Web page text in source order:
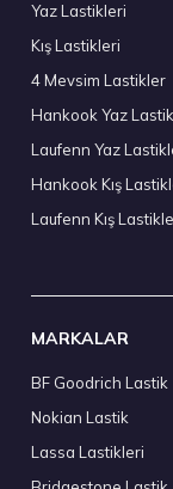
295/35 R21 107Y XL
8.903,40 ₺
Yaz Lastikleri
Kış Lastikleri
4 Mevsim Lastikler
Hankook Yaz
Laufenn Yaz
Hankook Kış
Laufenn Kış
MARKALAR
BF Goodrich Lastik
Nokian Lastik
Lassa Lastikleri